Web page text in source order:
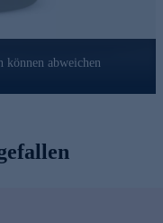
können abweichen